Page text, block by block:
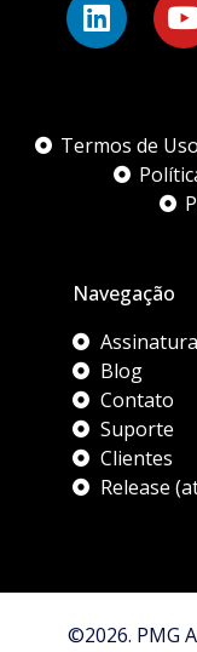
Termos de Uso
Navegação
Blog
Contato
Suporte
Clientes
Release
©2026. PMG